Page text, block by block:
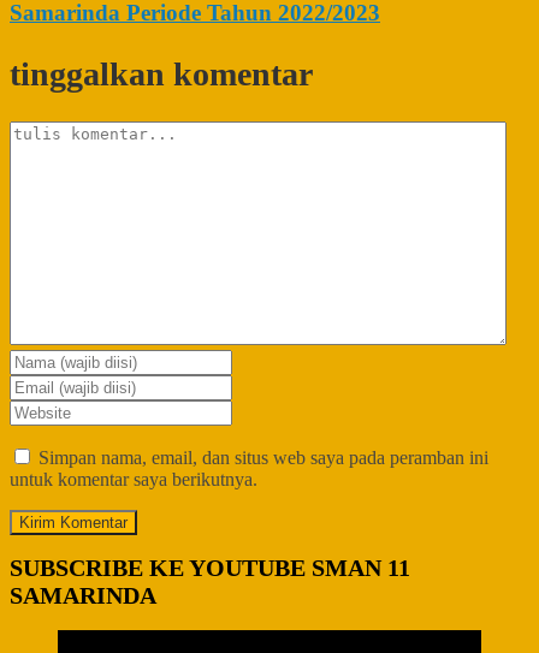
Samarinda Periode Tahun 2022/2023
tinggalkan komentar
Simpan nama, email, dan situs web saya pada peramban ini
untuk komentar saya berikutnya.
SUBSCRIBE KE YOUTUBE SMAN 11
SAMARINDA